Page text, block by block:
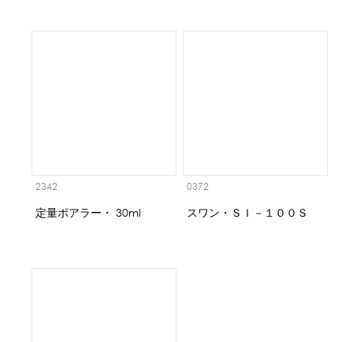
2342
定量ポアラー・ 30ml
0372
スワン・ＳＩ－１００Ｓ